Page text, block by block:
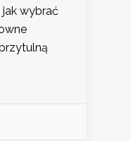
wybrać